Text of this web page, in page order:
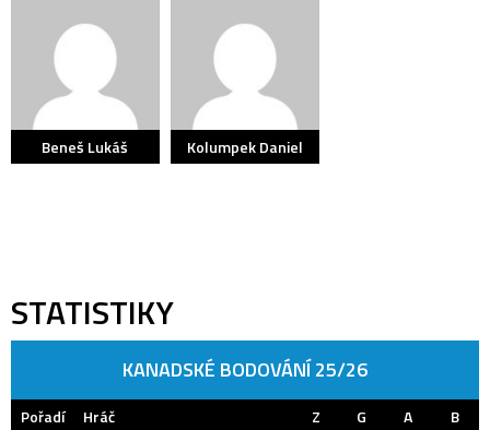
Beneš Lukáš Kolumpek Daniel
STATISTIKY
KANADSKÉ BODOVÁNÍ 25/26
Pořadí Hráč Z G A
B